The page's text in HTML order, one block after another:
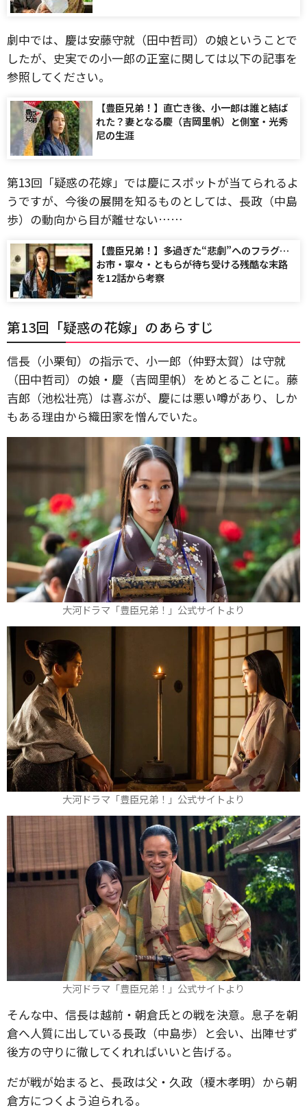
劇中では、慶は安藤守就（田中哲司）の娘ということで
したが、史実での小一郎の正室に関しては以下の記事を
参照してください。
【豊臣兄弟！】直亡き後、小一郎は誰と結ば
れた？妻となる慶（吉岡里帆）と側室・光秀
尼の生涯
第13回「疑惑の花嫁」では慶にスポットが当てられるよ
うですが、今後の展開を知るものとしては、長政（中島
歩）の動向から目が離せない……
【豊臣兄弟！】多過ぎた“悲劇”へのフラグ…
お市・寧々・ともらが待ち受ける残酷な末路
を12話から考察
第13回「疑惑の花嫁」のあらすじ
信長（小栗旬）の指示で、小一郎（仲野太賀）は守就
（田中哲司）の娘・慶（吉岡里帆）をめとることに。藤
吉郎（池松壮亮）は喜ぶが、慶には悪い噂があり、しか
もある理由から織田家を憎んでいた。
大河ドラマ「豊臣兄弟！」公式サイトより
大河ドラマ「豊臣兄弟！」公式サイトより
大河ドラマ「豊臣兄弟！」公式サイトより
そんな中、信長は越前・朝倉氏との戦を決意。息子を朝
倉へ人質に出している長政（中島歩）と会い、出陣せず
後方の守りに徹してくれればいいと告げる。
だが戦が始まると、長政は父・久政（榎木孝明）から朝
倉方につくよう迫られる。